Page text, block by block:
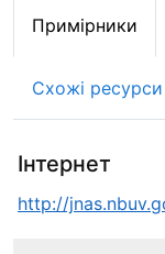
Примірники
Схожі ресурси
Інтернет
http://